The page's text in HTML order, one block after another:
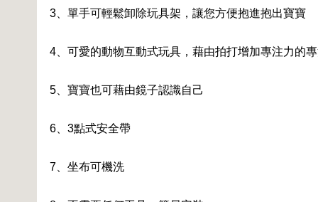
3、單手可輕鬆卸除玩具架，讓您方便抱進抱出寶寶
4、可愛的動物互動式玩具，藉由拍打增加專注力的
5、寶寶也可藉由鏡子認識自己
6、3點式安全帶
7、坐布可機洗